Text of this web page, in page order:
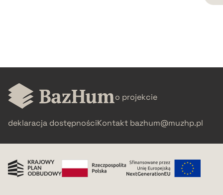
pobierz cytat
o projekcie
deklaracja dostępnościKontakt bazhum@muzhp.pl